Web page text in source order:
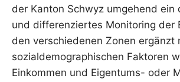
der Kanton Schwyz umgehend ein
und differenziertes Monitoring der
den verschiedenen Zonen ergänzt
sozialdemographischen Faktoren
Einkommen und Eigentums- oder